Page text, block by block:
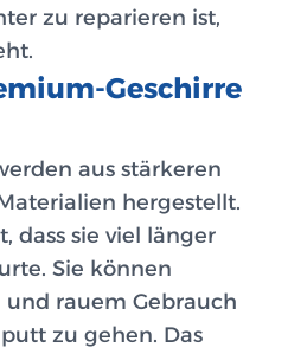
zu reparieren ist,
Geschirre
aus stärkeren
hergestellt.
dass sie viel länger
Sie können
rauem Gebrauch
zu gehen. Das